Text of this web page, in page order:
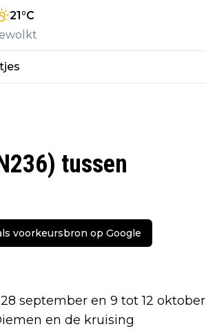
21°C
tussen
voorkeursbron op Google
september en 9 tot 12 oktober
en de kruising